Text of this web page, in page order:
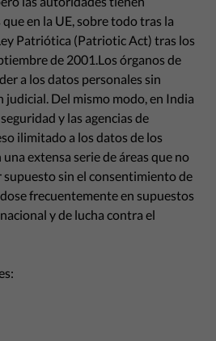
en la UE, sobre todo tras la
Patriótica (Patriotic Act) tras los
de 2001.Los órganos de
a los datos personales sin
judicial. Del mismo modo, en India
y las agencias de
ilimitado a los datos de los
extensa serie de áreas que no
supuesto sin el consentimiento de
frecuentemente en supuestos
y de lucha contra el